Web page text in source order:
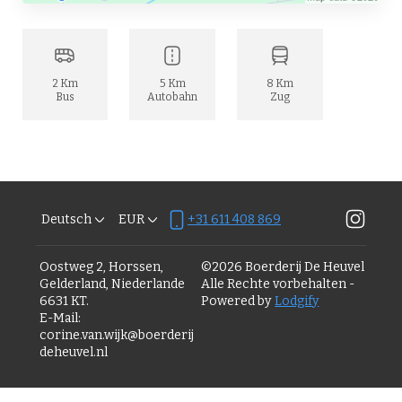
2 Km
Bus
5 Km
Autobahn
8 Km
Zug
Deutsch EUR +31 611 408 869
Oostweg 2, Horssen,
Gelderland, Niederlande
6631 KT.
E-Mail:
corine.van.wijk@boerderij
deheuvel.nl
©2026 Boerderij De Heuvel
Alle Rechte vorbehalten -
Powered by Lodgify